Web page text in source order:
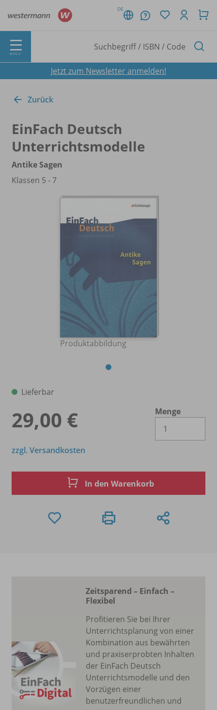
DE
MENÜ
Jetzt zum Newsletter anmelden!
Zurück
EinFach Deutsch
Unterrichtsmodelle
Antike Sagen
Klassen 5 - 7
Produktabbildung
Lieferbar
29,00 €
Menge
zzgl. Versandkosten
In den Warenkorb
Zeitsparend – Einfach –
Flexibel
Profitieren Sie bei Ihrer
Unterrichtsplanung von einer
Kombination aus bewährten
und praxiserprobten Inhalten
der EinFach Deutsch
Unterrichtsmodelle und den
Vorzügen einer
benutzerfreundlichen und